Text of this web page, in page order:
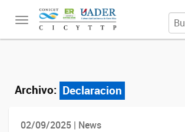
Toggle
navigation
Archivo: Declaracion
02/09/2025 | News